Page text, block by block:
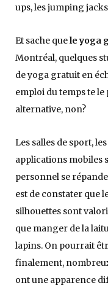
ups, les jumping
Et sache quele yoga
Montréal, quelques
de yoga gratuit en
emploi du temps te
alternative, non?
Les salles de sport,
applications mobiles
personnel se
est de constater que
silhouettes sont
que manger de la
lapins. On pourrait
finalement,
ont une apparence